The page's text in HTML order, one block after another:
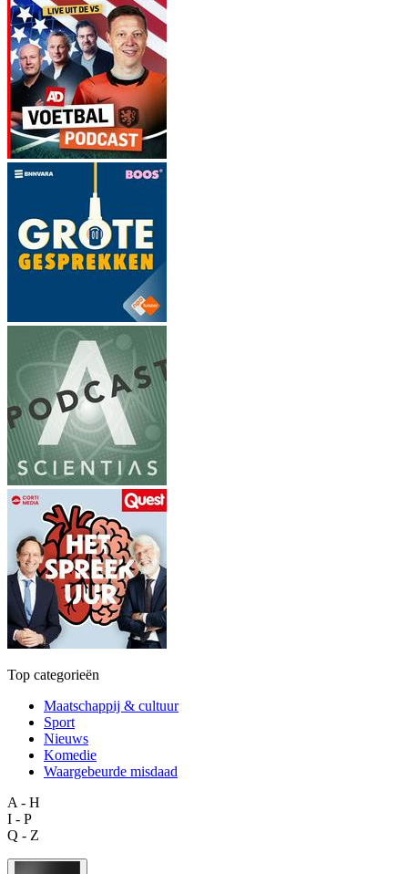
Top categorieën
Maatschappij & cultuur
Sport
Nieuws
Komedie
Waargebeurde misdaad
A - H
I - P
Q - Z